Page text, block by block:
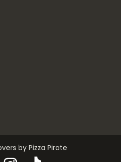
by Pizza Pirate